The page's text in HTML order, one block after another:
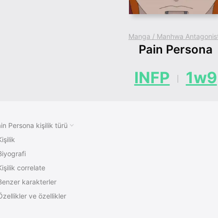
Manga / Manhwa
Pain Persona
INFP 1w9
Persona kişilik türü
correlate
karakterler
ve özellikler